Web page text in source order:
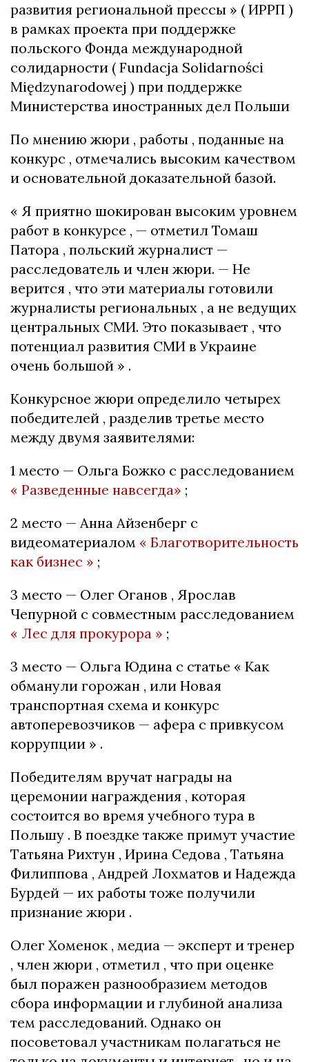
развития региональной прессы » ( ИРРП )
в рамках проекта при поддержке
польского Фонда международной
солидарности ( Fundacja Solidarności
Międzynarodowej ) при поддержке
Министерства иностранных дел Польши
По мнению жюри , работы , поданные на
конкурс , отмечались высоким качеством
и основательной доказательной базой.
« Я приятно шокирован высоким уровнем
работ в конкурсе , — отметил Томаш
Патора , польский журналист —
расследователь и член жюри. — Не
верится , что эти материалы готовили
журналисты региональных , а не ведущих
центральных СМИ. Это показывает , что
потенциал развития СМИ в Украине
очень большой » .
Конкурсное жюри определило четырех
победителей , разделив третье место
между двумя заявителями:
1 место — Ольга Божко с расследованием
« Разведенные навсегда» ;
2 место — Анна Айзенберг с
видеоматериалом « Благотворительность
как бизнес » ;
3 место — Олег Оганов , Ярослав
Чепурной с совместным расследованием
« Лес для прокурора » ;
3 место — Ольга Юдина с статье « Как
обманули горожан , или Новая
транспортная схема и конкурс
автоперевозчиков — афера с привкусом
коррупции » .
Победителям вручат награды на
церемонии награждения , которая
состоится во время учебного тура в
Польшу . В поездке также примут участие
Татьяна Рихтун , Ирина Седова , Татьяна
Филиппова , Андрей Лохматов и Надежда
Бурдей — их работы тоже получили
признание жюри .
Олег Хоменок , медиа — эксперт и тренер
, член жюри , отметил , что при оценке
был поражен разнообразием методов
сбора информации и глубиной анализа
тем расследований. Однако он
посоветовал участникам полагаться не